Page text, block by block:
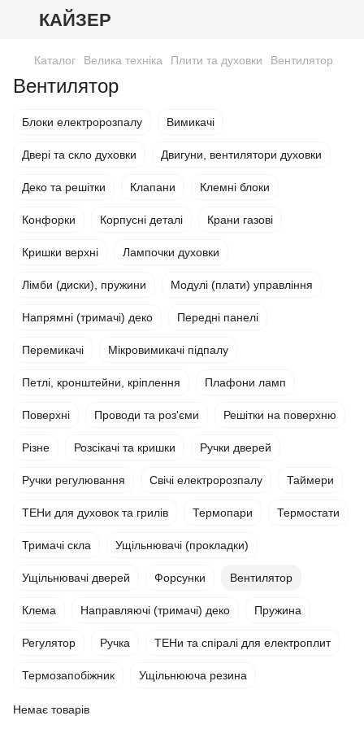
КАЙЗЕР
Каталог Велика техніка Плити та духовки Вентилятор
Вентилятор
Блоки електророзпалу Вимикачі
Двері та скло духовки Двигуни, вентилятори духовки
Деко та решітки Клапани Клемні блоки
Конфорки Корпусні деталі Крани газові
Кришки верхні Лампочки духовки
Лімби (диски), пружини Модулі (плати) управління
Напрямні (тримачі) деко Передні панелі
Перемикачі Мікровимикачі підпалу
Петлі, кронштейни, кріплення Плафони ламп
Поверхні Проводи та роз'єми Решітки на поверхню
Різне Розсікачі та кришки Ручки дверей
Ручки регулювання Свічі електророзпалу Таймери
ТЕНи для духовок та грилів Термопари Термостати
Тримачі скла Ущільнювачі (прокладки)
Ущільнювачі дверей Форсунки Вентилятор
Клема Направляючі (тримачі) деко Пружина
Регулятор Ручка ТЕНи та спіралі для електроплит
Термозапобіжник Ущільнююча резина
Немає товарів